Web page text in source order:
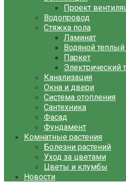
Проект
Водопровод
Стяжка пола
Ламинат
Водяной теплый
Паркет
Электрический
Канализация
Окна и двери
Система отопления
Сантехника
Фасад
Фундамент
Комнатные растения
Болезни растений
Уход за цветами
Цветы и клумбы
Новости